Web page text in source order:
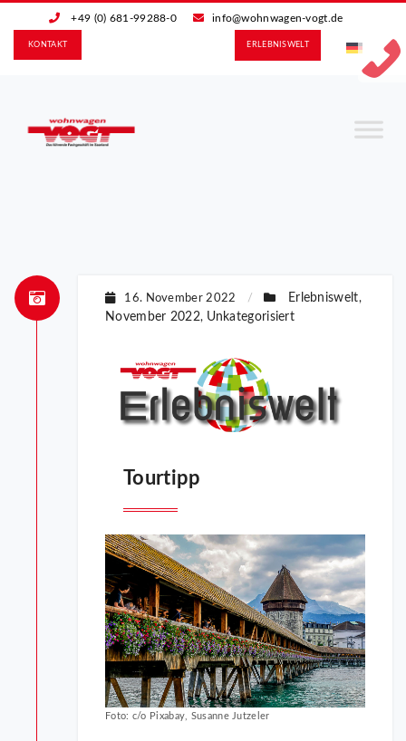
+49 (0) 681-99288-0 info@wohnwagen-vogt.de
ERLEBNIS­WELT
KONTAKT
16. November 2022 / Erlebniswelt,
November 2022, Unkategorisiert
Tourtipp
Foto: c/o Pixabay, Susanne Jutzeler